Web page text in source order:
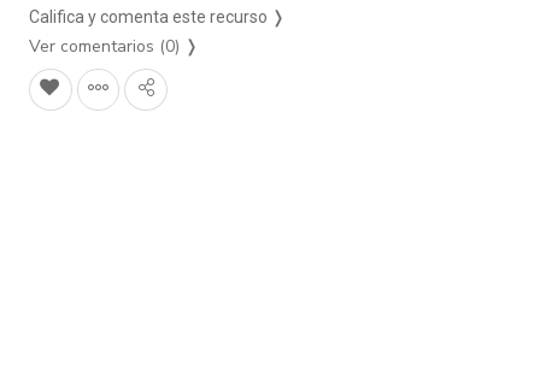
Califica y comenta este recurso ❭
Ver comentarios (0) ❭